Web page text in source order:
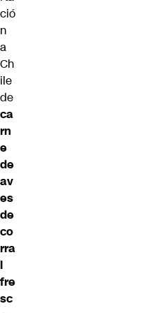
ció
n
a
Ch
ile
de
ca
rn
e
de
av
es
de
co
rra
l
fre
sc